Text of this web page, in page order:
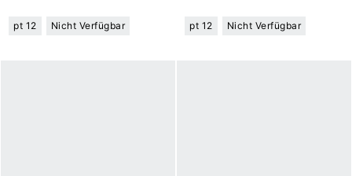
pt 12 Nicht Verfügbar pt 12 Nicht Verfügbar